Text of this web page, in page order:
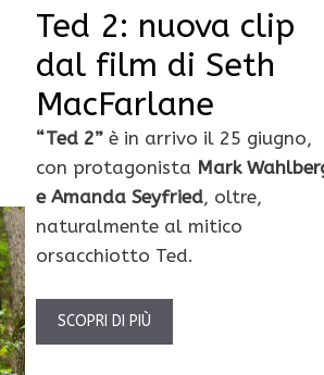
Ted 2: nuova clip
dal film di Seth
MacFarlane
“Ted 2”è in arrivo il 25 giugno,
con protagonista Mark
e Amanda Seyfried, oltre,
naturalmente al mitico
orsacchiotto Ted.
SCOPRI DI PIÙ